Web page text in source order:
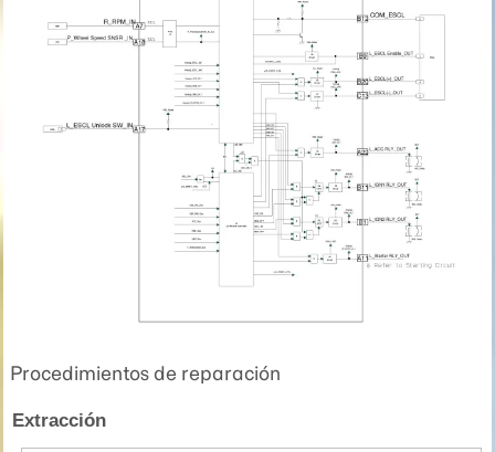
Procedimientos de reparación
Extracción